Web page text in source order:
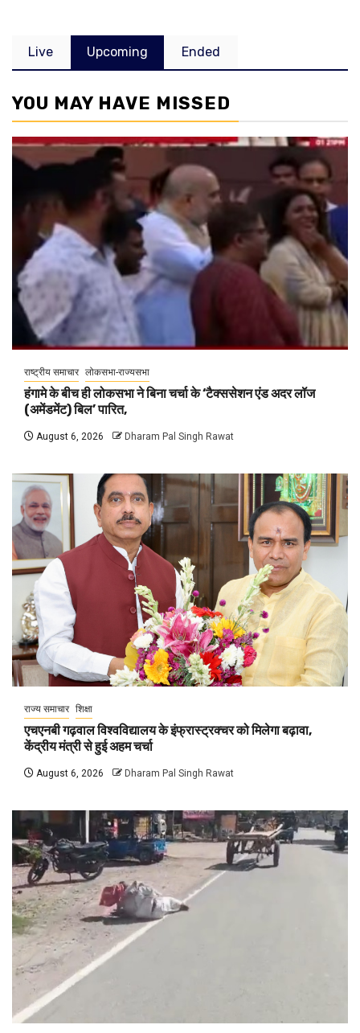
Live Upcoming Ended
YOU MAY HAVE MISSED
राष्ट्रीय समाचार लोकसभा-राज्यसभा
हंगामे के बीच ही लोकसभा ने बिना चर्चा के ‘टैक्ससेशन एंड अदर लॉज
(अमेंडमेंट) बिल’ पारित,
August 6, 2026 Dharam Pal Singh Rawat
राज्य समाचार शिक्षा
एचएनबी गढ़वाल विश्वविद्यालय के इंफ्रास्ट्रक्चर को मिलेगा बढ़ावा,
केंद्रीय मंत्री से हुई अहम चर्चा
August 6, 2026 Dharam Pal Singh Rawat